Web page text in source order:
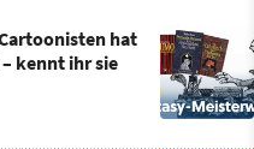
hat
kennt ihr sie